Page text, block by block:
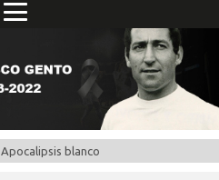
Apocalipsis blanco